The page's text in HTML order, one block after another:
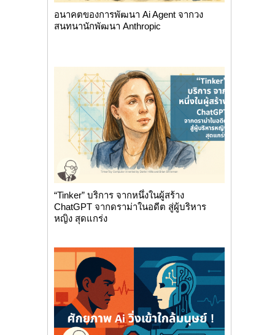
อนาคตของการพัฒนา Ai Agent จากวง
สนทนานักพัฒนา Anthropic
“Tinker” บริการ จากหนึ่งในผู้สร้าง
ChatGPT จากดราม่าในอดีต สู่ผู้บริหาร
หญิง สุดแกร่ง